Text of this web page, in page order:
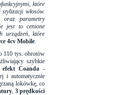
które
włosów.
oraz parametry
jest to cenione
urządzeń, które
4cv Mobile.
110 tys. obrotów
szybkie
efekt Coanda-
i automatycznie
lokówkę, co
, 3 prędkości